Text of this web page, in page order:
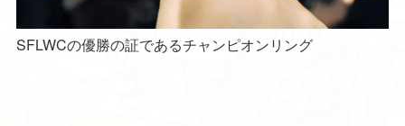
SFLWCの優勝の証であるチャンピオンリング